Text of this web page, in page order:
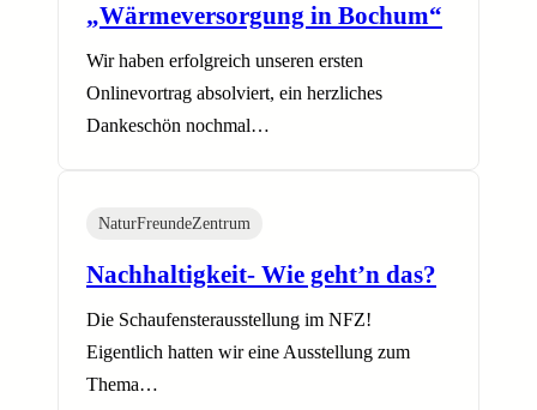
„Wärmeversorgung in Bochum“
Wir haben erfolgreich unseren ersten
Onlinevortrag absolviert, ein herzliches
Dankeschön nochmal…
NaturFreundeZentrum
Nachhaltigkeit- Wie geht’n das?
Die Schaufensterausstellung im NFZ!
Eigentlich hatten wir eine Ausstellung zum
Thema…